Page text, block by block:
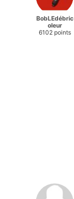
BobLEdébric
oleur
6102 points